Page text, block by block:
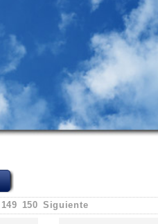
149 150 Siguiente